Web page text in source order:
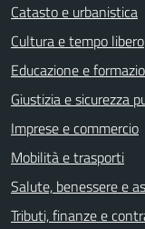
Catasto e urbanistica
Cultura e tempo libero
Educazione e
Giustizia e sicurezza
Imprese e commercio
Mobilità e trasporti
Salute, benessere e
Tributi, finanze e